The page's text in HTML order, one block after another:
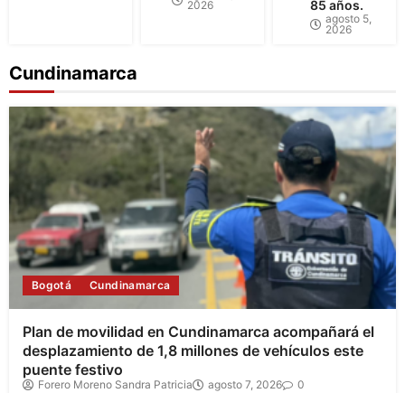
2026
85 años.
agosto 5,
2026
Cundinamarca
Bogotá Cundinamarca
Plan de movilidad en Cundinamarca acompañará el
desplazamiento de 1,8 millones de vehículos este
puente festivo
Forero Moreno Sandra Patricia agosto 7, 2026 0